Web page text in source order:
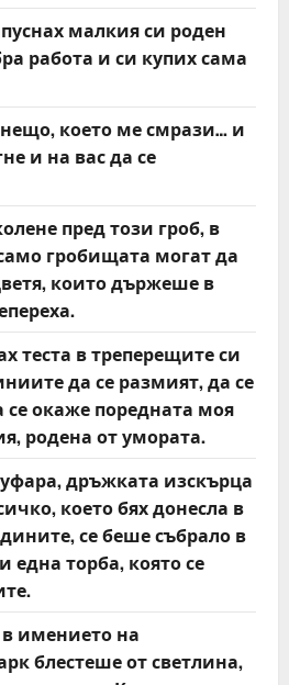
малкия си роден
работа и си купих сама
което ме смрази… и
и на вас да се
пред този гроб, в
гробищата могат да
които държеше в
теста в треперещите си
да се размият, да се
окаже поредната моя
родена от умората.
дръжката изскърца
което бях донесла в
се беше събрало в
една торба, която се
имението на
блестеше от светлина,